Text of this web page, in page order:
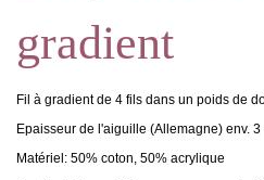
gradient
Fil à gradient de 4 fils dans un poids de
Epaisseur de l'aiguille (Allemagne) env. 3
Matériel: 50% coton, 50% acrylique